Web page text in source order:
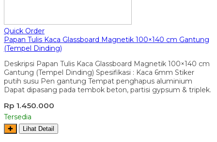
Quick Order
Papan Tulis Kaca Glassboard Magnetik 100×140 cm Gantung
(Tempel Dinding)
Deskripsi Papan Tulis Kaca Glassboard Magnetik 100×140 cm
Gantung (Tempel Dinding) Spesifikasi : Kaca 6mm Stiker
putih susu Pen gantung Tempat penghapus aluminium
Dapat dipasang pada tembok beton, partisi gypsum & triplek.
Rp 1.450.000
Tersedia
✚ Lihat Detail